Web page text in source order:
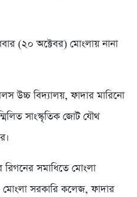
(২০ অক্টেবর) মোংলায় নানা
উচ্চ বিদ্যালয়, ফাদার মারিনো
সাংস্কৃতিক জোট যৌথ
রিগনের সমাধিতে মোংলা
মোংলা সরকারি কলেজ, ফাদার